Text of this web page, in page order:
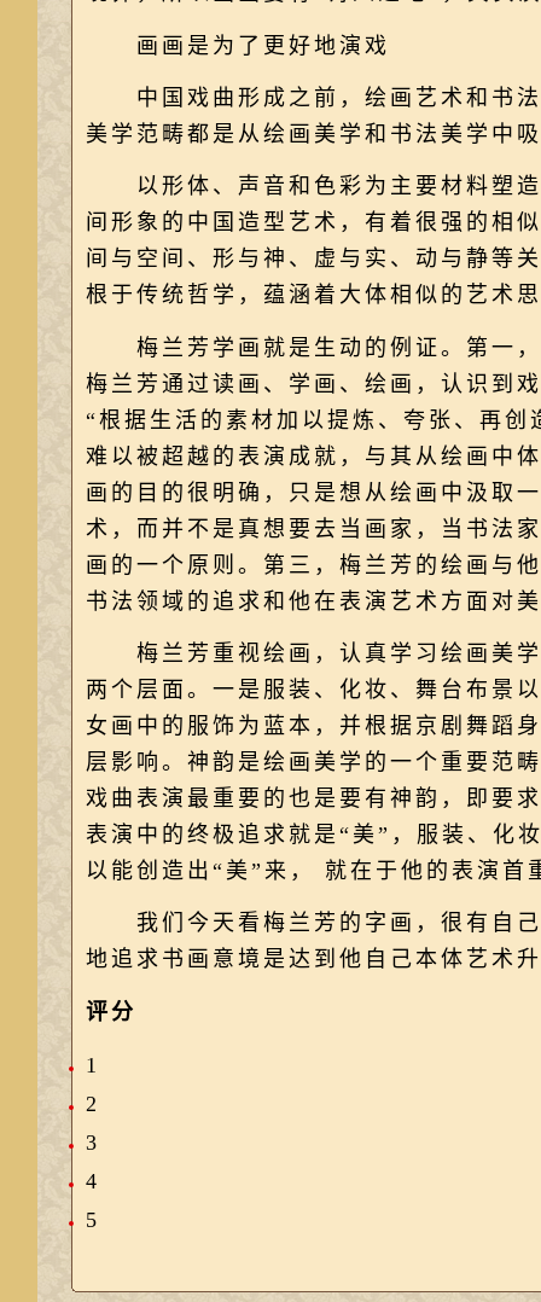
画画是为了更好地演戏
中国戏曲形成之前，绘画艺术和书法
美学范畴都是从绘画美学和书法美学中
以形体、声音和色彩为主要材料塑造
间形象的中国造型艺术，有着很强的相
间与空间、形与神、虚与实、动与静等
根于传统哲学，蕴涵着大体相似的艺术
梅兰芳学画就是生动的例证。第一，
梅兰芳通过读画、学画、绘画，认识到
“根据生活的素材加以提炼、夸张、再
难以被超越的表演成就，与其从绘画中
画的目的很明确，只是想从绘画中汲取
术，而并不是真想要去当画家，当书法
画的一个原则。第三，梅兰芳的绘画与
书法领域的追求和他在表演艺术方面对
梅兰芳重视绘画，认真学习绘画美学
两个层面。一是服装、化妆、舞台布景
女画中的服饰为蓝本，并根据京剧舞蹈
层影响。神韵是绘画美学的一个重要范
戏曲表演最重要的也是要有神韵，即要
表演中的终极追求就是“美”，服装、化
以能创造出“美”来， 就在于他的表演首
我们今天看梅兰芳的字画，很有自己
地追求书画意境是达到他自己本体艺术
评分
1
2
3
4
5